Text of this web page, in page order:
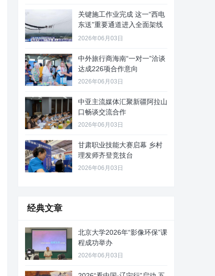
关键施工作业完成 这一“西电
东送”重要通道进入全面架线
阶
2026年06月03日
中外旅行商海南“一对一”洽谈
达成226项合作意向
2026年06月03日
中亚主流媒体汇聚新疆阿拉山
口畅谈交流合作
2026年06月03日
甘肃职业技能大赛启幕 乡村
理发师齐登竞技台
2026年06月03日
经典文章
北京大学2026年“影像环保”课
程成功举办
2026年06月03日